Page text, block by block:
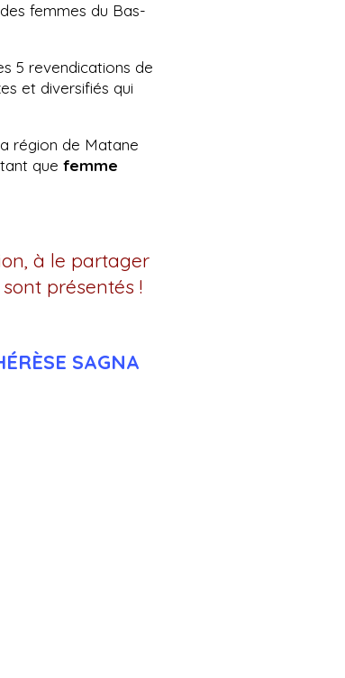
femmes du Bas-
5 revendications de
et diversifiés qui
région de Matane
tant quefemme
à le partager
présentés !
SAGNA